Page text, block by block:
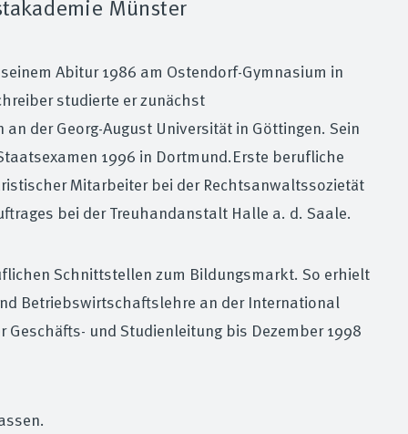
Münster
Abitur 1986 am Ostendorf-Gymnasium in
studierte er zunächst
der Georg-August Universität in Göttingen. Sein
1996 in Dortmund.Erste berufliche
Mitarbeiter bei der Rechtsanwaltssozietät
bei der Treuhandanstalt Halle a. d. Saale.
Schnittstellen zum Bildungsmarkt. So erhielt
Betriebswirtschaftslehre an der International
und Studienleitung bis Dezember 1998